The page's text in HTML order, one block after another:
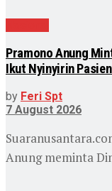
Pramono Anung
Ikut Nyinyirin Pasien
by Feri Spt
7 August 2026
Anung meminta